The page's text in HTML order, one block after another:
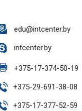
edu@intcenter.by
intcenter.by
+375-17-374-50-19
+375-29-691-38-08
+375-17-377-52-59